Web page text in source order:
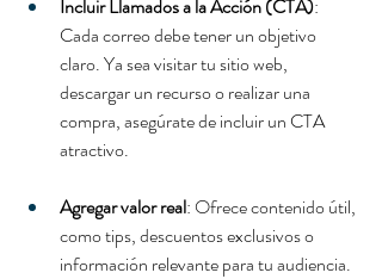
Incluir Llamados a la Acción (CTA):
Cada correo debe tener un objetivo
claro. Ya sea visitar tu sitio web,
descargar un recurso o realizar una
compra, asegúrate de incluir un CTA
atractivo.
Agregar valor real: Ofrece contenido útil,
como tips, descuentos exclusivos o
información relevante para tu audiencia.